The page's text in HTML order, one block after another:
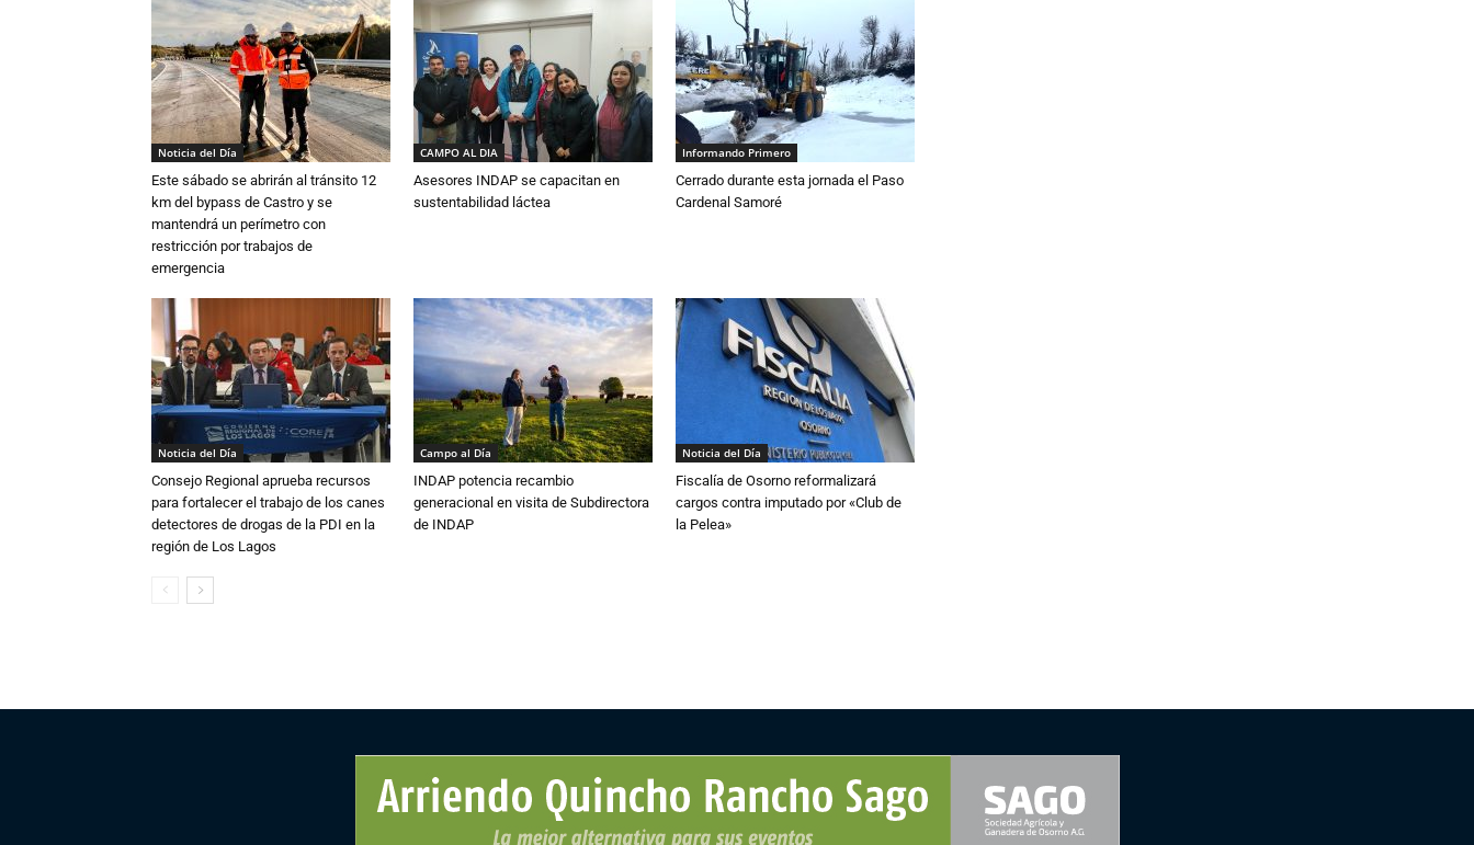
Noticia del Día
Este sábado se abrirán al tránsito 12
km del bypass de Castro y se
mantendrá un perímetro con
restricción por trabajos de
emergencia
CAMPO AL DIA
Asesores INDAP se capacitan en
sustentabilidad láctea
Informando Primero
Cerrado durante esta jornada el Paso
Cardenal Samoré
Noticia del Día
Consejo Regional aprueba recursos
para fortalecer el trabajo de los canes
detectores de drogas de la PDI en la
región de Los Lagos
Campo al Día
INDAP potencia recambio
generacional en visita de Subdirectora
de INDAP
Noticia del Día
Fiscalía de Osorno reformalizará
cargos contra imputado por «Club de
la Pelea»